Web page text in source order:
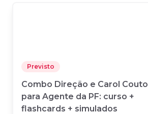
Previsto
Combo Direção e Carol Couto
para Agente da PF: curso +
flashcards + simulados